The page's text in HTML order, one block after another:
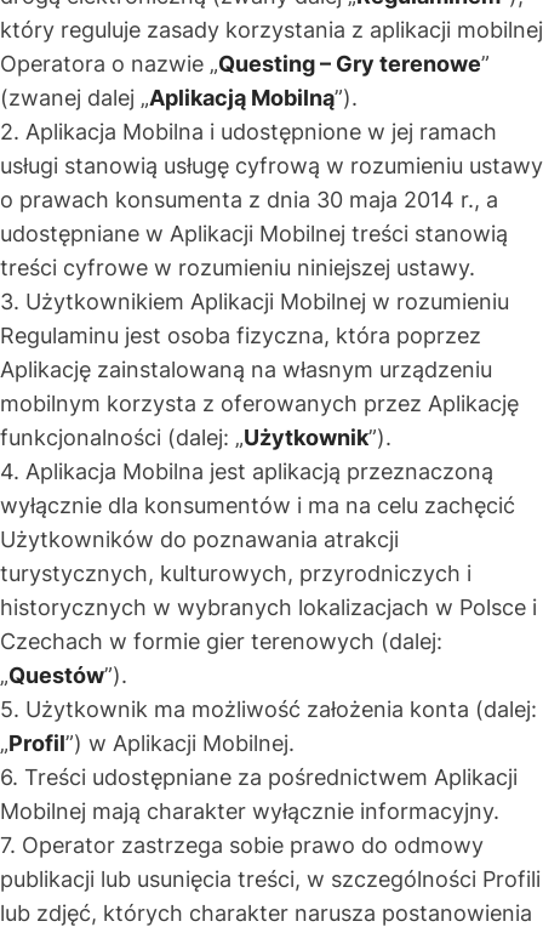
który reguluje zasady korzystania z aplikacji mobilnej
Operatora o nazwie „Questing – Gry terenowe”
(zwanej dalej „Aplikacją Mobilną”).
2. Aplikacja Mobilna i udostępnione w jej ramach
usługi stanowią usługę cyfrową w rozumieniu ustawy
o prawach konsumenta z dnia 30 maja 2014 r., a
udostępniane w Aplikacji Mobilnej treści stanowią
treści cyfrowe w rozumieniu niniejszej ustawy.
3. Użytkownikiem Aplikacji Mobilnej w rozumieniu
Regulaminu jest osoba fizyczna, która poprzez
Aplikację zainstalowaną na własnym urządzeniu
mobilnym korzysta z oferowanych przez Aplikację
funkcjonalności (dalej: „Użytkownik”).
4. Aplikacja Mobilna jest aplikacją przeznaczoną
wyłącznie dla konsumentów i ma na celu zachęcić
Użytkowników do poznawania atrakcji
turystycznych, kulturowych, przyrodniczych i
historycznych w wybranych lokalizacjach w Polsce i
Czechach w formie gier terenowych (dalej:
„Questów”).
5. Użytkownik ma możliwość założenia konta (dalej:
„Profil”) w Aplikacji Mobilnej.
6. Treści udostępniane za pośrednictwem Aplikacji
Mobilnej mają charakter wyłącznie informacyjny.
7. Operator zastrzega sobie prawo do odmowy
publikacji lub usunięcia treści, w szczególności Profili
lub zdjęć, których charakter narusza postanowienia